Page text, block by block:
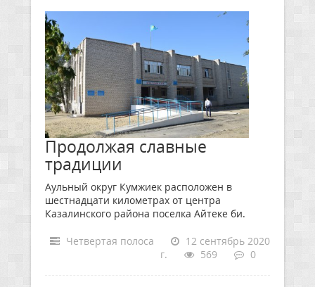
Продолжая славные
традиции
Аульный округ Кумжиек расположен в
шестнадцати километрах от центра
Казалинского района поселка Айтеке би.
Четвертая полоса
12 сентябрь 2020
г.
569 0